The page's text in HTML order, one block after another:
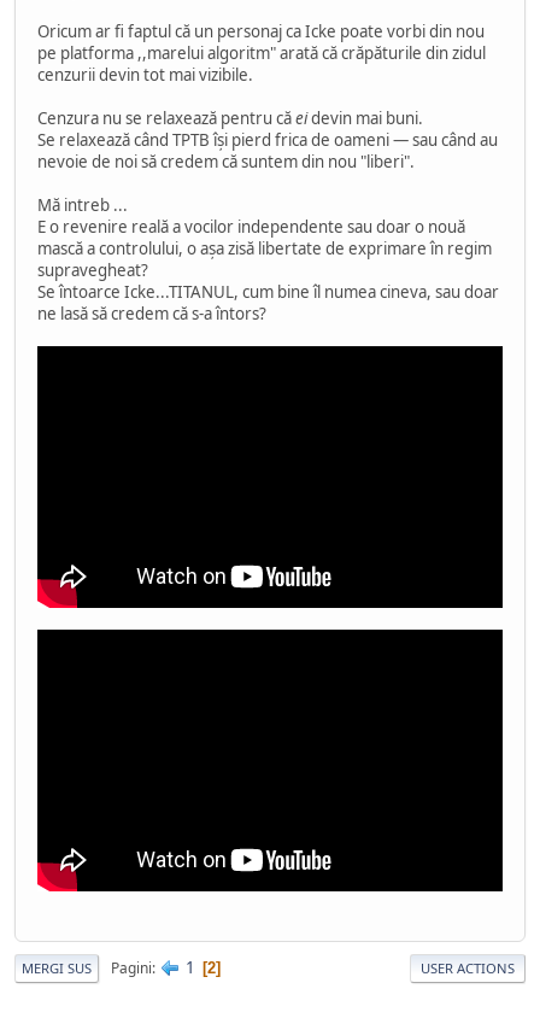
Oricum ar fi faptul că un personaj ca Icke poate vorbi din nou
pe platforma ,,marelui algoritm" arată că crăpăturile din zidul
cenzurii devin tot mai vizibile.
Cenzura nu se relaxează pentru căeidevin mai buni.
Se relaxează când TPTB își pierd frica de oameni — sau când au
nevoie de noi să credem că suntem din nou "liberi".
Mă intreb ...
E o revenire reală a vocilor independente sau doar o nouă
mască a controlului, o așa zisă libertate de exprimare în regim
supravegheat?
Se întoarce Icke...TITANUL, cum bine îl numea cineva, sau doar
ne lasă să credem că s-a întors?
MERGI SUS Pagini 1 2 USER ACTIONS